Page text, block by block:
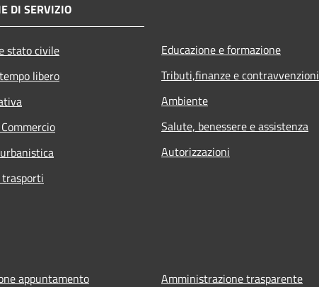
DI SERVIZIO
stato civile
libero
Educazione e formazione
Tributi,finanze e contravvenzioni
Ambiente
Salute, benessere e assistenza
Autorizzazioni
appuntamento Amministrazione trasparente